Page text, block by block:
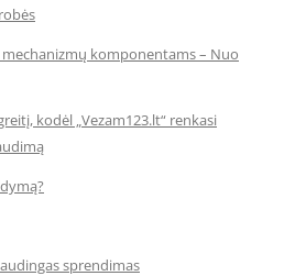
komponentams – Nuo
kodėl „Vezam123.lt“ renkasi
sprendimas